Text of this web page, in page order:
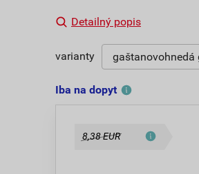
Detailný popis
varianty
Iba na dopyt
8,38 EUR